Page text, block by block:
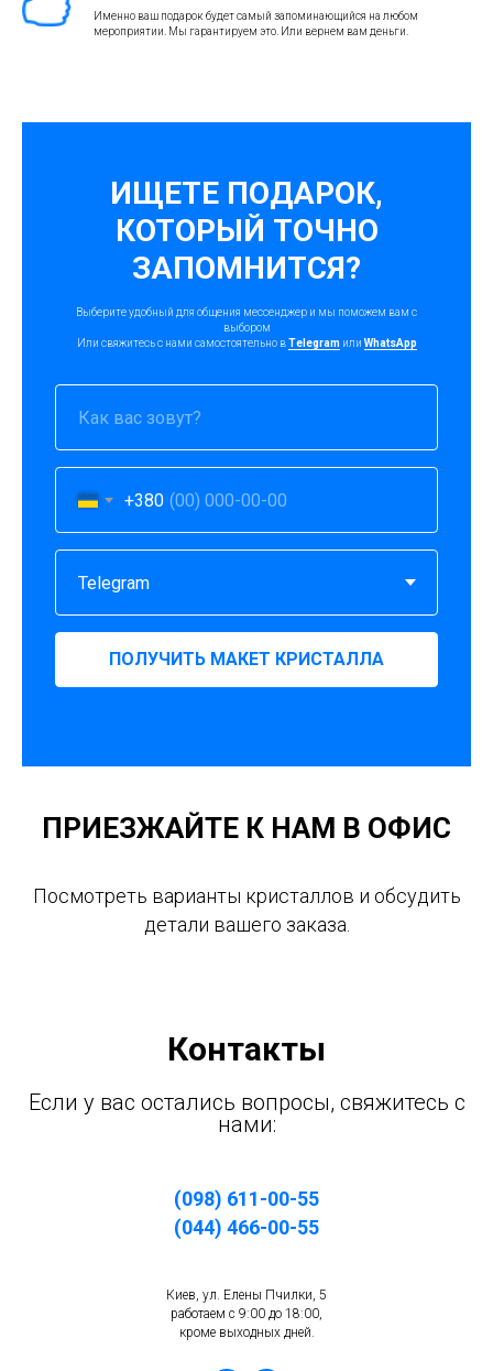
Именно ваш подарок будет самый запоминающийся на любом
мероприятии. Мы гарантируем это. Или вернем вам деньги.
ИЩЕТЕ ПОДАРОК,
КОТОРЫЙ ТОЧНО
ЗАПОМНИТСЯ?
Выберите удобный для общения мессенджер и мы поможем вам с
выбором
Или свяжитесь с нами самостоятельно вTelegramили WhatsApp
+380
ПОЛУЧИТЬ МАКЕТ КРИСТАЛЛА
ПРИЕЗЖАЙТЕ К НАМ В ОФИС
Посмотреть варианты кристаллов и обсудить
детали вашего заказа.
Контакты
Если у вас остались вопросы, свяжитесь с
нами:
(098) 611-00-55
(044) 466-00-55
Киев, ул. Елены Пчилки, 5
работаем с 9:00 до 18:00,
кроме выходных дней.